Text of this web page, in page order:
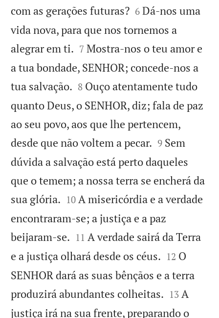
com as gerações futuras?
6 Dá-nos uma
vida nova, para que nos tornemos a
alegrar em ti. 

7 Mostra-nos o teu amor e
a tua bondade, SENHOR; concede-nos a
tua salvação. 

8 Ouço atentamente tudo
quanto Deus, o SENHOR, diz; fala de paz
ao seu povo, aos que lhe pertencem,
desde que não voltem a pecar. 

9 Sem
dúvida a salvação está perto daqueles
que o temem; a nossa terra se encherá da
sua glória. 

10 A misericórdia e a verdade
encontraram-se; a justiça e a paz
beijaram-se. 

11 A verdade sairá da Terra
e a justiça olhará desde os céus. 

12 O
SENHOR dará as suas bênçãos e a terra
produzirá abundantes colheitas. 

13 A
justiça irá na sua frente, preparando o